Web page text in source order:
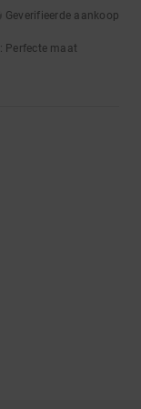
Geverifieerde aankoop
: Perfecte maat